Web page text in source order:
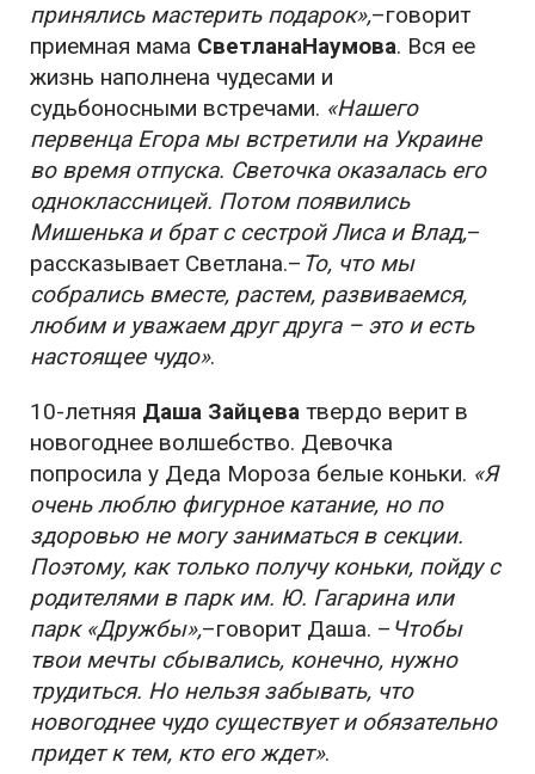
принялись мастерить подарок»,–говорит
приемная мама СветланаНаумова. Вся ее
жизнь наполнена чудесами и
судьбоносными встречами. «Нашего
первенца Егора мы встретили на Украине
во время отпуска. Светочка оказалась его
одноклассницей. Потом появились
Мишенька и брат с сестрой Лиса и Влад,–
рассказывает Светлана.– То, что мы
собрались вместе, растем, развиваемся,
любим и уважаем друг друга – это и есть
настоящее чудо».
10-летняя Даша Зайцева твердо верит в
новогоднее волшебство. Девочка
попросила у Деда Мороза белые коньки. «Я
очень люблю фигурное катание, но по
здоровью не могу заниматься в секции.
Поэтому, как только получу коньки, пойду с
родителями в парк им. Ю. Гагарина или
парк «Дружбы»,–говорит Даша. – Чтобы
твои мечты сбывались, конечно, нужно
трудиться. Но нельзя забывать, что
новогоднее чудо существует и обязательно
придет к тем, кто его ждет».